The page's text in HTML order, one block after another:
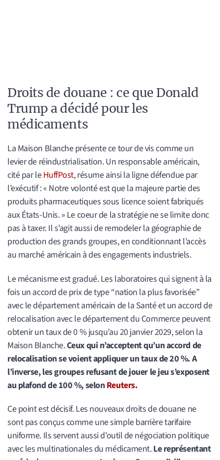
Droits de douane : ce que Donald
Trump a décidé pour les
médicaments
La Maison Blanche présente ce tour de vis comme un
levier de réindustrialisation. Un responsable américain,
cité par leHuffPost, résume ainsi la ligne défendue par
l’exécutif : « Notre volonté est que la majeure partie des
produits pharmaceutiques sous licence soient fabriqués
aux États-Unis. » Le coeur de la stratégie ne se limite donc
pas à taxer. Il s’agit aussi de remodeler la géographie de
production des grands groupes, en conditionnant l’accès
au marché américain à des engagements industriels.
Le mécanisme est gradué. Les laboratoires qui signent à la
fois un accord de prix de type “nation la plus favorisée”
avec le département américain de la Santé et un accord de
relocalisation avec le département du Commerce peuvent
obtenir un taux de 0 % jusqu’au 20 janvier 2029, selon la
Maison Blanche.Ceux qui n’acceptent qu’un accord de
relocalisation se voient appliquer un taux de 20 %. A
l’inverse, les groupes refusant de jouer le jeu s’exposent
au plafond de 100 %, selonReuters.
Ce point est décisif. Les nouveaux droits de douane ne
sont pas conçus comme une simple barrière tarifaire
uniforme. Ils servent aussi d’outil de négociation politique
avec les multinationales du médicament.Le représentant